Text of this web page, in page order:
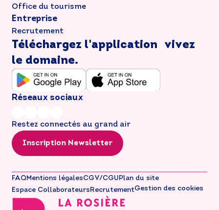
Office du tourisme
Entreprise
Recrutement
Téléchargez l'application vivez
le domaine.
Réseaux sociaux
Restez connectés au grand air
Inscription Newsletter
FAQMentions légalesCGV/CGU Plan du site
Espace Collaborateurs RecrutementGestion des cookies